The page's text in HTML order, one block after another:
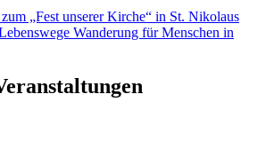
„Fest unserer Kirche“ in St. Nikolaus
Wanderung für Menschen in